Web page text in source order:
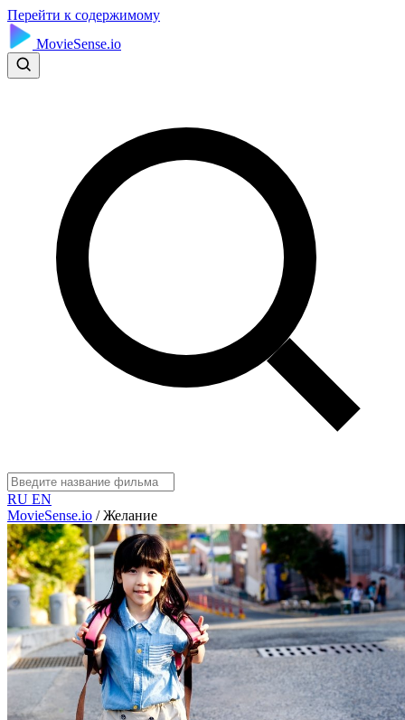
Перейти к содержимому
MovieSense.io
RU EN
MovieSense.io / Желание